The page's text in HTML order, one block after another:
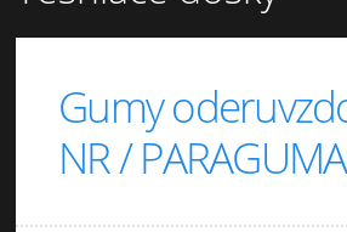
Gumy
NR / PARAGUMA